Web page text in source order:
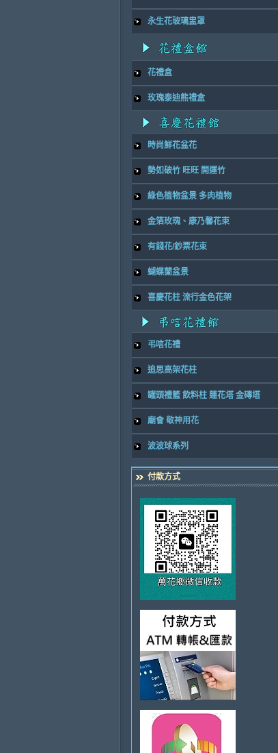
永生花玻璃盅罩
花禮盒
玫瑰泰迪熊禮盒
時尚鮮花盆花
勢如破竹 旺旺 開運竹
綠色植物盆景 多肉植物
金箔玫瑰、康乃馨花束
有錢花/鈔票花束
蝴蝶蘭盆景
喜慶花柱 流行金色花架
弔唁花禮
追思高架花柱
罐頭禮籃 飲料柱 蓮花塔 金磚塔
廟會 敬神用花
波波球系列
付款方式